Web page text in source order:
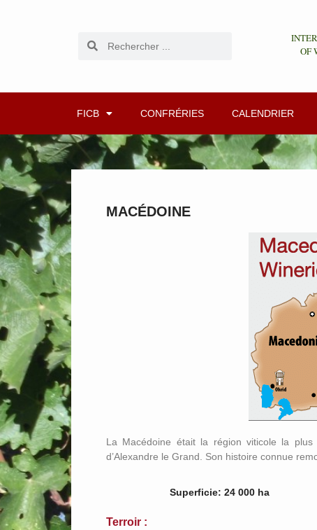
OF
FICB CONFRÉRIES CALENDRIER
MACÉDOINE
La Macédoine était la région viticole la
d’Alexandre le Grand. Son histoire connue
Superficie: 24 000 ha
Terroir :